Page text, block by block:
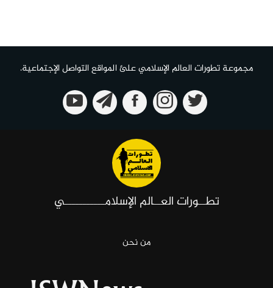
مجموعة تطورات العالم الإسلامي علئ المواقع التواصل الإجتماعية.
تطــورات العــالم الإسلامـــــــــــي
من نحن